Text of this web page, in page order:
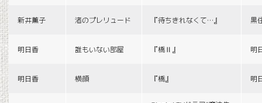
新井薫子 渚のプレリュード 『待ちきれなくて…』 黒
明日香 誰もいない部屋 『橋Ⅱ』 明
明日香 横顔 『橋』 明